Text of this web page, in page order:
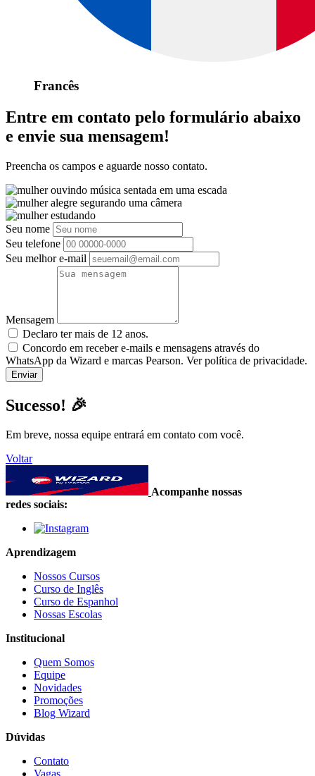
Francês
Entre em contato pelo formulário abaixo
e envie sua mensagem!
Preencha os campos e aguarde nosso contato.
Seu nome
Seu telefone
Seu melhor e-mail
Mensagem
Declaro ter mais de 12 anos.
Concordo em receber e-mails e mensagens através do
WhatsApp da Wizard e marcas Pearson. Ver política de privacidade.
Sucesso! 🎉
Em breve, nossa equipe entrará em contato com você.
Voltar
Acompanhe nossas
redes sociais:
Aprendizagem
Nossos Cursos
Curso de Inglês
Curso de Espanhol
Nossas Escolas
Institucional
Quem Somos
Equipe
Novidades
Promoções
Blog Wizard
Dúvidas
Contato